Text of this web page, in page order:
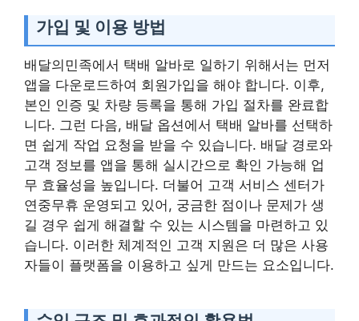
가입 및 이용 방법
배달의민족에서 택배 알바로 일하기 위해서는 먼저
앱을 다운로드하여 회원가입을 해야 합니다. 이후,
본인 인증 및 차량 등록을 통해 가입 절차를 완료합
니다. 그런 다음, 배달 옵션에서 택배 알바를 선택하
면 쉽게 작업 요청을 받을 수 있습니다. 배달 경로와
고객 정보를 앱을 통해 실시간으로 확인 가능해 업
무 효율성을 높입니다. 더불어 고객 서비스 센터가
연중무휴 운영되고 있어, 궁금한 점이나 문제가 생
길 경우 쉽게 해결할 수 있는 시스템을 마련하고 있
습니다. 이러한 체계적인 고객 지원은 더 많은 사용
자들이 플랫폼을 이용하고 싶게 만드는 요소입니다.